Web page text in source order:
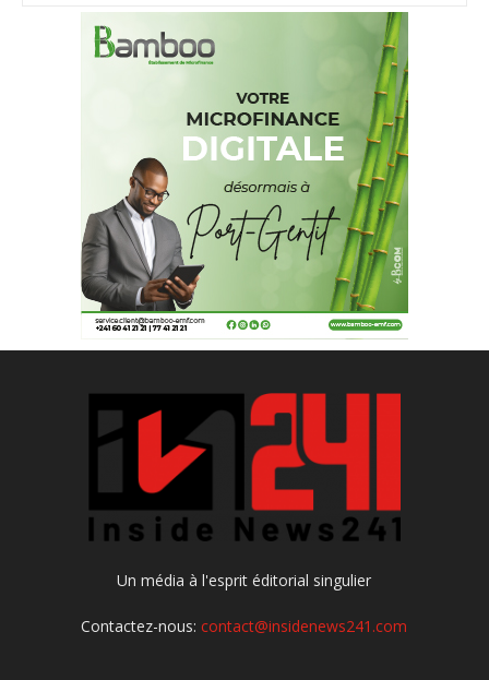
Un média à l'esprit éditorial singulier
Contactez-nous:contact@insidenews241.com